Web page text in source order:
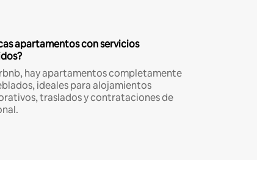
apartamentos con servicios
hay apartamentos completamente
ideales para alojamientos
traslados y contrataciones de